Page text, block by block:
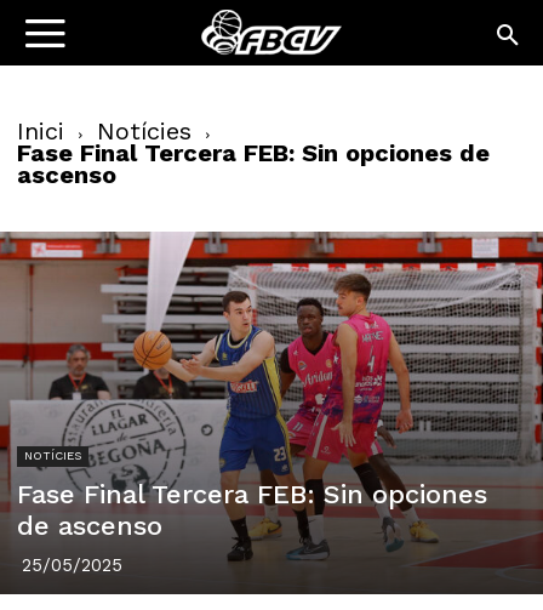
Inici Notícies
Fase Final Tercera FEB: Sin opciones de
ascenso
NOTÍCIES
Fase Final Tercera FEB: Sin opciones
de ascenso
25/05/2025